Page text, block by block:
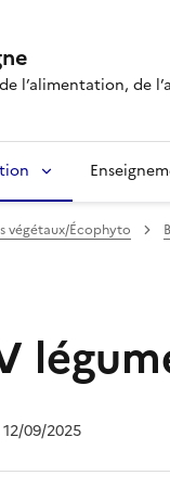
l’alimentation, de
végétaux/Écophyto
09/2025